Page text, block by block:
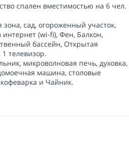
спален вместимостью на 6 чел.
сад, oгороженный участок,
(wi-fi), Фен, Балкон,
бассейн, Открытая
телевизор.
микроволновая печь, духовка,
машина, столовые
и Чайник.